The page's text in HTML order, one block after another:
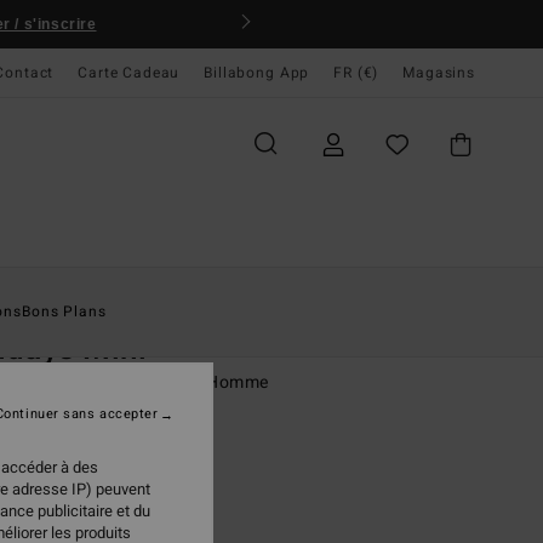
/ s'inscrire
Carte Cadeau Billabong App FR (€) Magasins
Bons Plans
Mini
manches courtes Bleu Homme
€ à des
adresse IP) peuvent
publicitaire et du
les produits
sans accepter